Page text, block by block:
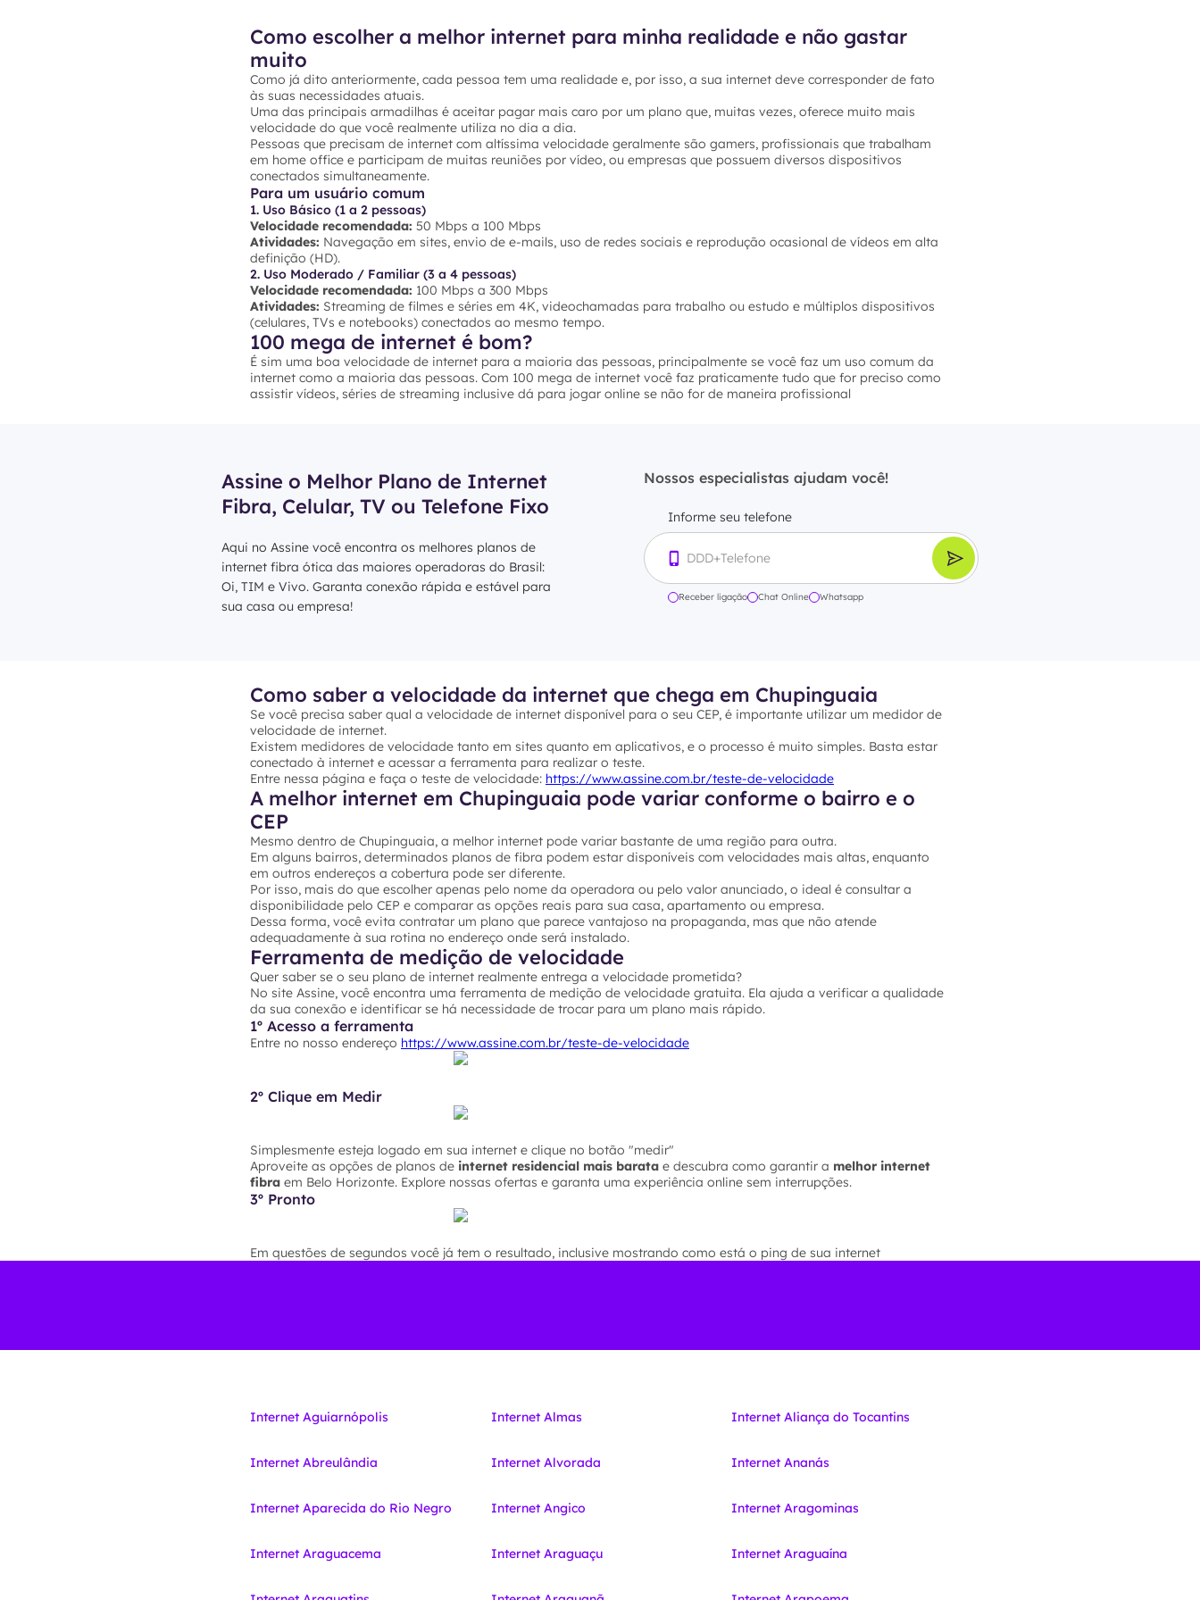
Como escolher a melhor internet para minha realidade e não gastar
muito
Como já dito anteriormente, cada pessoa tem uma realidade e, por isso, a sua internet deve corresponder de fato
às suas necessidades atuais.
Uma das principais armadilhas é aceitar pagar mais caro por um plano que, muitas vezes, oferece muito mais
velocidade do que você realmente utiliza no dia a dia.
Pessoas que precisam de internet com altíssima velocidade geralmente são gamers, profissionais que trabalham
em home office e participam de muitas reuniões por vídeo, ou empresas que possuem diversos dispositivos
conectados simultaneamente.
Para um usuário comum
1. Uso Básico (1 a 2 pessoas)
Velocidade recomendada: 50 Mbps a 100 Mbps
Atividades: Navegação em sites, envio de e-mails, uso de redes sociais e reprodução ocasional de vídeos em alta
definição (HD).
2. Uso Moderado / Familiar (3 a 4 pessoas)
Velocidade recomendada: 100 Mbps a 300 Mbps
Atividades: Streaming de filmes e séries em 4K, videochamadas para trabalho ou estudo e múltiplos dispositivos
(celulares, TVs e notebooks) conectados ao mesmo tempo.
100 mega de internet é bom?
É sim uma boa velocidade de internet para a maioria das pessoas, principalmente se você faz um uso comum da
internet como a maioria das pessoas. Com 100 mega de internet você faz praticamente tudo que for preciso como
assistir vídeos, séries de streaming inclusive dá para jogar online se não for de maneira profissional
Assine o Melhor Plano de Internet
Fibra, Celular, TV ou Telefone Fixo
Aqui no Assine você encontra os melhores planos de
internet fibra ótica das maiores operadoras do Brasil:
Oi, TIM e Vivo. Garanta conexão rápida e estável para
sua casa ou empresa!
Nossos especialistas ajudam você!
Informe seu telefone
Receber ligação Chat Online Whatsapp
Como saber a velocidade da internet que chega em Chupinguaia
Se você precisa saber qual a velocidade de internet disponível para o seu CEP, é importante utilizar um medidor de
velocidade de internet.
Existem medidores de velocidade tanto em sites quanto em aplicativos, e o processo é muito simples. Basta estar
conectado à internet e acessar a ferramenta para realizar o teste.
Entre nessa página e faça o teste de velocidade: https://www.assine.com.br/teste-de-velocidade
A melhor internet em Chupinguaia pode variar conforme o bairro e o
CEP
Mesmo dentro de Chupinguaia, a melhor internet pode variar bastante de uma região para outra.
Em alguns bairros, determinados planos de fibra podem estar disponíveis com velocidades mais altas, enquanto
em outros endereços a cobertura pode ser diferente.
Por isso, mais do que escolher apenas pelo nome da operadora ou pelo valor anunciado, o ideal é consultar a
disponibilidade pelo CEP e comparar as opções reais para sua casa, apartamento ou empresa.
Dessa forma, você evita contratar um plano que parece vantajoso na propaganda, mas que não atende
adequadamente à sua rotina no endereço onde será instalado.
Ferramenta de medição de velocidade
Quer saber se o seu plano de internet realmente entrega a velocidade prometida?
No site Assine, você encontra uma ferramenta de medição de velocidade gratuita. Ela ajuda a verificar a qualidade
da sua conexão e identificar se há necessidade de trocar para um plano mais rápido.
1º Acesso a ferramenta
Entre no nosso endereço https://www.assine.com.br/teste-de-velocidade
2º Clique em Medir
Simplesmente esteja logado em sua internet e clique no botão "medir"
Aproveite as opções de planos de internet residencial mais barata e descubra como garantir a melhor internet
fibra em Belo Horizonte. Explore nossas ofertas e garanta uma experiência online sem interrupções.
3º Pronto
Em questões de segundos você já tem o resultado, inclusive mostrando como está o ping de sua internet
Internet Aguiarnópolis Internet Almas Internet Aliança do Tocantins
Internet Abreulândia Internet Alvorada Internet Ananás
Internet Aparecida do Rio Negro Internet Angico Internet Aragominas
Internet Araguacema Internet Araguaçu Internet Araguaína